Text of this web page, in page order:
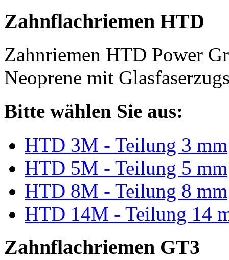
Zahnflachriemen HTD
Zahnriemen HTD Power
Neoprene mit
Bitte wählen Sie aus:
HTD 3M - Teilung 3 mm
HTD 5M - Teilung 5 mm
HTD 8M - Teilung 8 mm
HTD 14M - Teilung 14
Zahnflachriemen GT3